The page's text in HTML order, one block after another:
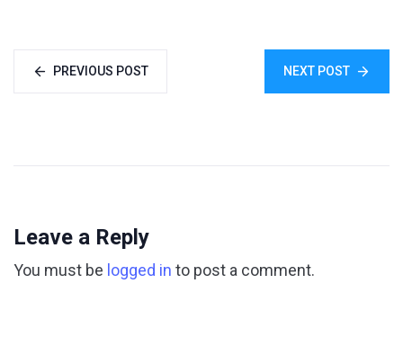
PREVIOUS POST NEXT POST
Leave a Reply
You must be logged in to post a comment.